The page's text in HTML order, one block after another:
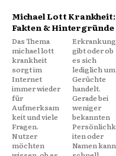
Michael Lott Krankheit:
Fakten & Hintergründe
Das Thema
michael lott
krankheit
sorgt im
Internet
immer wieder
für
Aufmerksam
keit und viele
Fragen.
Nutzer
möchten
Erkrankung
gibt oder ob
es sich
lediglich um
Gerüchte
handelt.
Gerade bei
weniger
bekannten
Persönlichke
iten oder
Namen kann